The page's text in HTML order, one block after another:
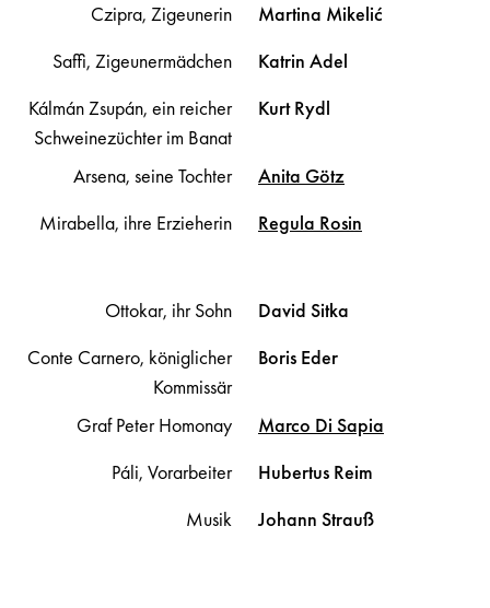
Czipra, Zigeunerin Martina Mikelić
Saffi, Zigeunermädchen
Katrin Adel
Kálmán Zsupán, ein reicher
Schweinezüchter im Banat
KurtRydl
Arsena, seine Tochter Anita Götz
Mirabella, ihre Erzieherin
Regula Rosin
Ottokar, ihr Sohn David Sitka
Conte Carnero, königlicher
Kommissär
Boris Eder
Graf Peter Homonay Marco Di Sapia
Páli, Vorarbeiter
Hubertus Reim
Musik
Johann Strauß